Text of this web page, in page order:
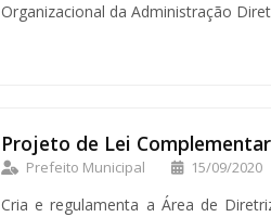
Organizacional da Administração
Projeto de Lei
Prefeito Municipal 15/09/2020
Cria e regulamenta a Área de